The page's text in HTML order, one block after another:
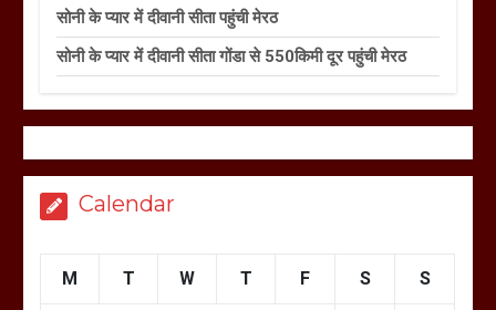
सोनी के प्यार में दीवानी सीता पहुंची मेरठ
सोनी के प्यार में दीवानी सीता गोंडा से 550किमी दूर पहुंची मेरठ
Calendar
M T W T F S S